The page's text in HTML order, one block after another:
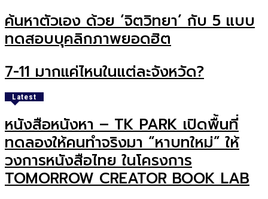
ค้นหาตัวเอง ด้วย ‘จิตวิทยา’ กับ 5 แบบ
ทดสอบบุคลิกภาพยอดฮิต
7-11 มากแค่ไหนในแต่ละจังหวัด?
Latest
หนังสือหนังหา – TK PARK เปิดพื้นที่
ทดลองให้คนทำจริงมา “หาบทใหม่” ให้
วงการหนังสือไทย ในโครงการ
TOMORROW CREATOR BOOK LAB